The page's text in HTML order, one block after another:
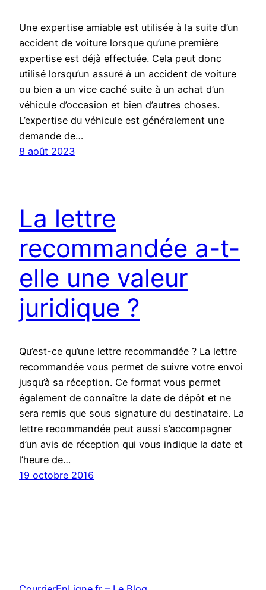
Une expertise amiable est utilisée à la suite d’un
accident de voiture lorsque qu’une première
expertise est déjà effectuée. Cela peut donc
utilisé lorsqu’un assuré à un accident de voiture
ou bien a un vice caché suite à un achat d’un
véhicule d’occasion et bien d’autres choses.
L’expertise du véhicule est généralement une
demande de…
8 août 2023
La lettre
recommandée a-t-
elle une valeur
juridique ?
Qu’est-ce qu’une lettre recommandée ? La lettre
recommandée vous permet de suivre votre envoi
jusqu’à sa réception. Ce format vous permet
également de connaître la date de dépôt et ne
sera remis que sous signature du destinataire. La
lettre recommandée peut aussi s’accompagner
d’un avis de réception qui vous indique la date et
l’heure de…
19 octobre 2016